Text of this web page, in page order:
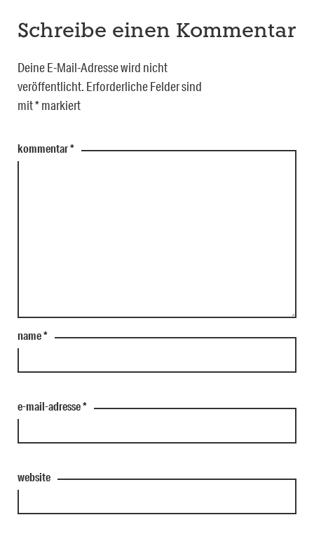
Schreibe einen Kommentar
Deine E-Mail-Adresse wird nicht
veröffentlicht. Erforderliche Felder sind
mit*markiert
kommentar*
name*
e-mail-adresse*
website